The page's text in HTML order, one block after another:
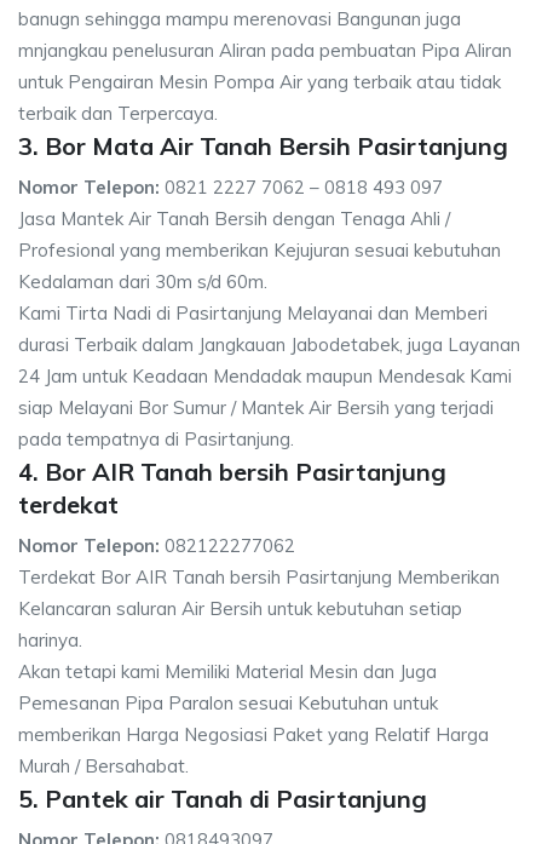
banugn sehingga mampu merenovasi Bangunan juga
mnjangkau penelusuran Aliran pada pembuatan Pipa Aliran
untuk Pengairan Mesin Pompa Air yang terbaik atau tidak
terbaik dan Terpercaya.
3. Bor Mata Air Tanah Bersih Pasirtanjung
Nomor Telepon: 0821 2227 7062 – 0818 493 097
Jasa Mantek Air Tanah Bersih dengan Tenaga Ahli /
Profesional yang memberikan Kejujuran sesuai kebutuhan
Kedalaman dari 30m s/d 60m.
Kami Tirta Nadi di Pasirtanjung Melayanai dan Memberi
durasi Terbaik dalam Jangkauan Jabodetabek, juga Layanan
24 Jam untuk Keadaan Mendadak maupun Mendesak Kami
siap Melayani Bor Sumur / Mantek Air Bersih yang terjadi
pada tempatnya di Pasirtanjung.
4. Bor AIR Tanah bersih Pasirtanjung
terdekat
Nomor Telepon: 082122277062
Terdekat Bor AIR Tanah bersih Pasirtanjung Memberikan
Kelancaran saluran Air Bersih untuk kebutuhan setiap
harinya.
Akan tetapi kami Memiliki Material Mesin dan Juga
Pemesanan Pipa Paralon sesuai Kebutuhan untuk
memberikan Harga Negosiasi Paket yang Relatif Harga
Murah / Bersahabat.
5. Pantek air Tanah di Pasirtanjung